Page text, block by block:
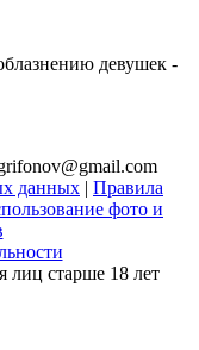
девушек -
данных | Правила
фото и
лиц старше 18 лет